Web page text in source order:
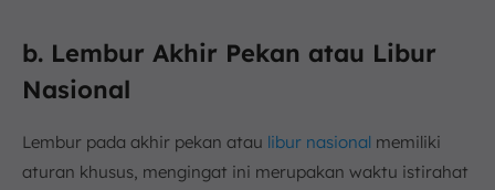
b. Lembur Akhir Pekan atau Libur
Nasional
Lembur pada akhir pekan atau libur nasional memiliki
aturan khusus, mengingat ini merupakan waktu istirahat